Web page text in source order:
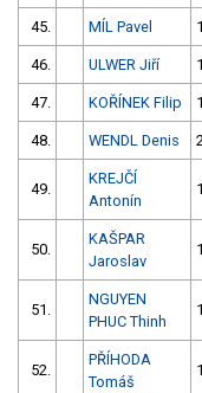
45. MÍL Pavel
46. ULWER Jiří
47. KOŘÍNEK Filip
48. WENDL Denis
49.
KREJČÍ
Antonín
50.
KAŠPAR
Jaroslav
51.
NGUYEN
PHUC Thinh
52.
PŘÍHODA
Tomáš